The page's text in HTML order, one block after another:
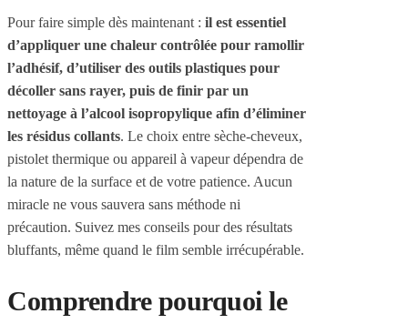
Pour faire simple dès maintenant : il est essentiel
d’appliquer une chaleur contrôlée pour ramollir
l’adhésif, d’utiliser des outils plastiques pour
décoller sans rayer, puis de finir par un
nettoyage à l’alcool isopropylique afin d’éliminer
les résidus collants. Le choix entre sèche-cheveux,
pistolet thermique ou appareil à vapeur dépendra de
la nature de la surface et de votre patience. Aucun
miracle ne vous sauvera sans méthode ni
précaution. Suivez mes conseils pour des résultats
bluffants, même quand le film semble irrécupérable.
Comprendre pourquoi le